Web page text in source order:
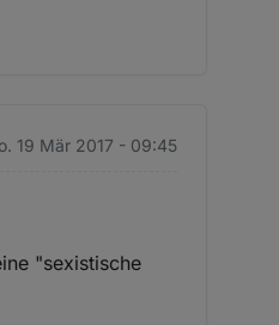
19 Mär 2017 - 09:45
"sexistische